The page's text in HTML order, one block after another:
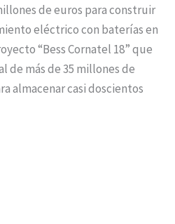
de euros para construir
eléctrico con baterías en
“Bess Cornatel 18” que
de más de 35 millones de
almacenar casi doscientos